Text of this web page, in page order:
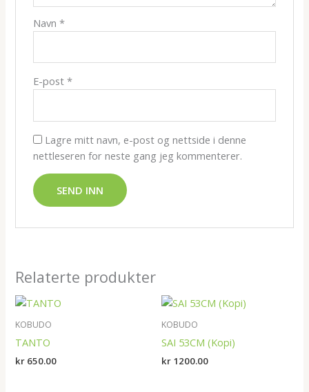
Navn *
E-post *
Lagre mitt navn, e-post og nettside i denne
nettleseren for neste gang jeg kommenterer.
Relaterte produkter
KOBUDO
TANTO
kr 650.00
KOBUDO
SAI 53CM (Kopi)
kr 1200.00